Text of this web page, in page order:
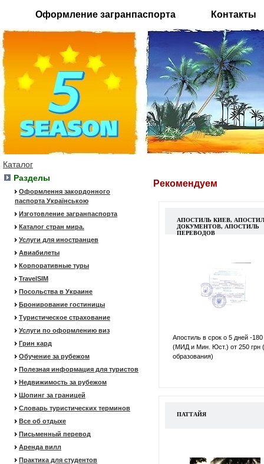
Оформление загранпаспорта Контакты
Каталог
Разделы
Оформлення закордонного
паспорта Українською
Изготовление загранпаспорта
Каталог стран мира.
Услуги для иностранцев
Авиабилеты
Корпоративные туры
TravelSIM
Посольства в Украине
Бронирование гостиницы
Туристическое страхование
Услуги по оформлению виз
Грин кард
Обучение за рубежом
Полезная информация для туристов
Недвижимость за рубежом
Шопинг за границей
Словарь туристических терминов
Все об отдыхе
Письменный перевод
Аренда вилл
Практика для студентов
Рекомендуем
АПОСТИЛЬ КИЕВ,
ДОКУМЕНТОВ, АПОСТИЛЬ
ПЕРЕВОДОВ
Апостиль в срок о 5 дней -180
(МИД и Мин. Юст.) от 250 грн
образования)
ПАТТАЙЯ